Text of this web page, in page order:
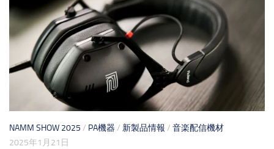
NAMM SHOW 2025 / PA機器 / 新製品情報 / 音楽配信機材
2025年1月21日